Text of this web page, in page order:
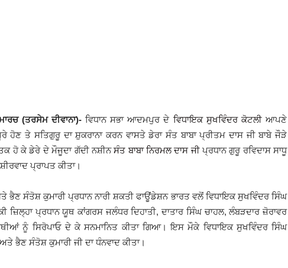
(ਤਰਸੇਮ ਦੀਵਾਨਾ)-ਵਿਧਾਨ ਸਭਾ ਆਦਮਪੁਰ ਦੇ ਵਿਧਾਇਕ ਸੁਖਵਿੰਦਰ ਕੋਟਲੀਆਪਣੇ
ਹੋਣ ਤੇ ਸਤਿਗੁਰੂ ਦਾ ਸ਼ੁਕਰਾਨਾ ਕਰਨ ਵਾਸਤੇ ਡੇਰਾ ਸੰਤ ਬਾਬਾ ਪ੍ਰੀਤਮ ਦਾਸ ਜੀ ਬਾਬੇ ਜੌੜੇ
ਹੋ ਕੇ ਡੇਰੇ ਦੇ ਮੌਜੂਦਾ ਗੱਦੀ ਨਸ਼ੀਨਸੰਤ ਬਾਬਾ ਨਿਰਮਲ ਦਾਸ ਜੀਪ੍ਰਧਾਨ ਗੁਰੂ ਰਵਿਦਾਸ ਸਾਧੂ
ਪ੍ਰਾਪਤ ਕੀਤਾ।
ਭੈਣ ਸੰਤੋਸ਼ ਕੁਮਾਰੀ ਪ੍ਰਧਾਨ ਨਾਰੀ ਸ਼ਕਤੀ ਫਾਊਂਡੇਸ਼ਨ ਭਾਰਤ ਵਲੋਂ ਵਿਧਾਇਕ ਸੁਖਵਿੰਦਰ ਸਿੰਘ
ਜ਼ਿਲ੍ਹਾ ਪ੍ਰਧਾਨ ਯੂਥ ਕਾਂਗਰਸ ਜਲੰਧਰ ਦਿਹਾਤੀ, ਦਾਤਾਰ ਸਿੰਘ ਚਾਹਲ, ਲੰਬੜਦਾਰ ਜ਼ੋਰਾਵਰ
ਨੂੰ ਸਿਰੋਪਾਓ ਦੇ ਕੇ ਸਨਮਾਨਿਤ ਕੀਤਾ ਗਿਆ। ਇਸ ਮੌਕੇ ਵਿਧਾਇਕ ਸੁਖਵਿੰਦਰ ਸਿੰਘ
ਭੈਣ ਸੰਤੋਸ਼ ਕੁਮਾਰੀ ਜੀ ਦਾ ਧੰਨਵਾਦ ਕੀਤਾ।